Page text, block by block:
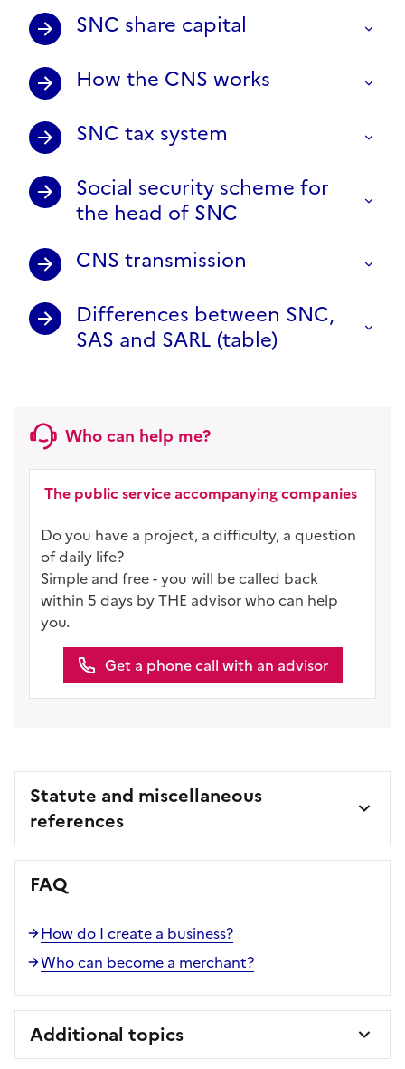
SNC share capital
How the CNS works
SNC tax system
Social security scheme for
the head of SNC
CNS transmission
Differences between SNC,
SAS and SARL (table)
Who can help me?
The public service accompanying companies
Do you have a project, a difficulty, a question
of daily life?
Simple and free - you will be called back
within 5 days by THE advisor who can help
you.
Get a phone call with an advisor
Statute and miscellaneous
references
FAQ
How do I create a business?
Who can become a merchant?
Additional topics